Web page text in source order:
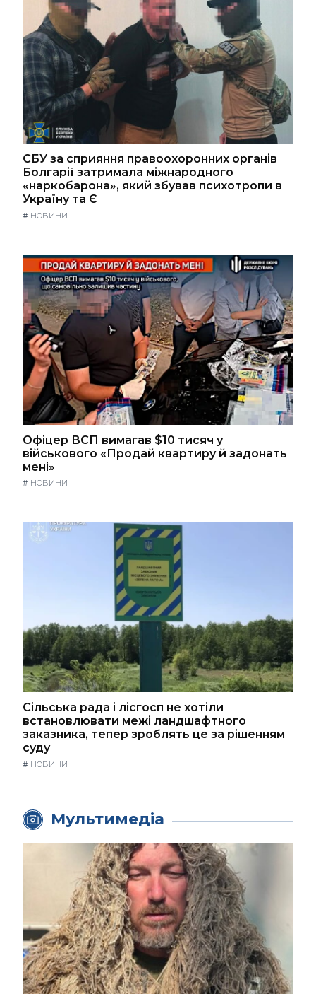
СБУ за сприяння правоохоронних органів
Болгарії затримала міжнародного
«наркобарона», який збував психотропи в
Україну та Є
# НОВИНИ
Офіцер ВСП вимагав $10 тисяч у
військового «Продай квартиру й задонать
мені»
# НОВИНИ
Сільська рада і лісгосп не хотіли
встановлювати межі ландшафтного
заказника, тепер зроблять це за рішенням
суду
# НОВИНИ
Мультимедіа